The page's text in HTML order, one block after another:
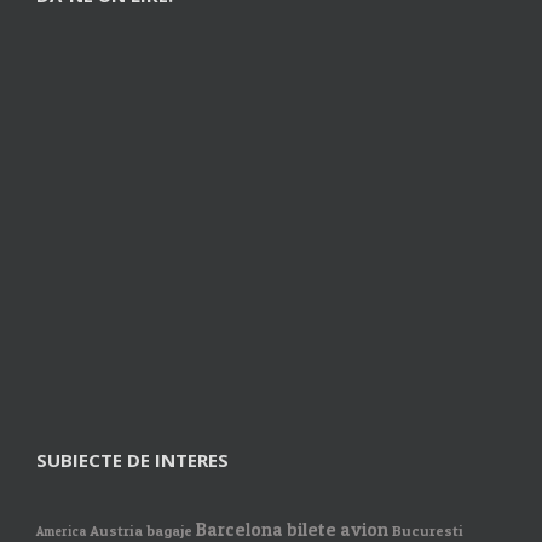
SUBIECTE DE INTERES
America Austria bagaje Barcelona bilete avion Bucuresti